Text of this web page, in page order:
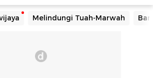
Melindungi Tuah-Marwah